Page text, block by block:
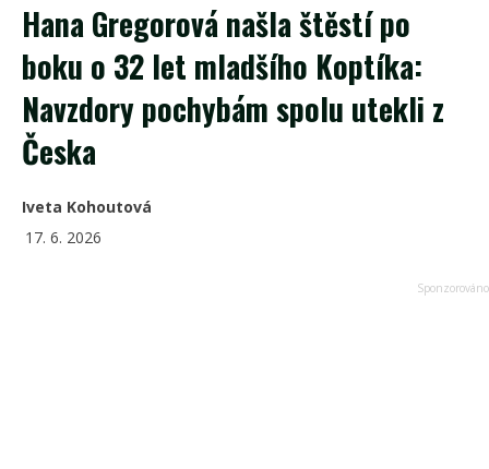
Hana Gregorová našla štěstí po
boku o 32 let mladšího Koptíka:
Navzdory pochybám spolu utekli z
Česka
Iveta Kohoutová
17. 6. 2026